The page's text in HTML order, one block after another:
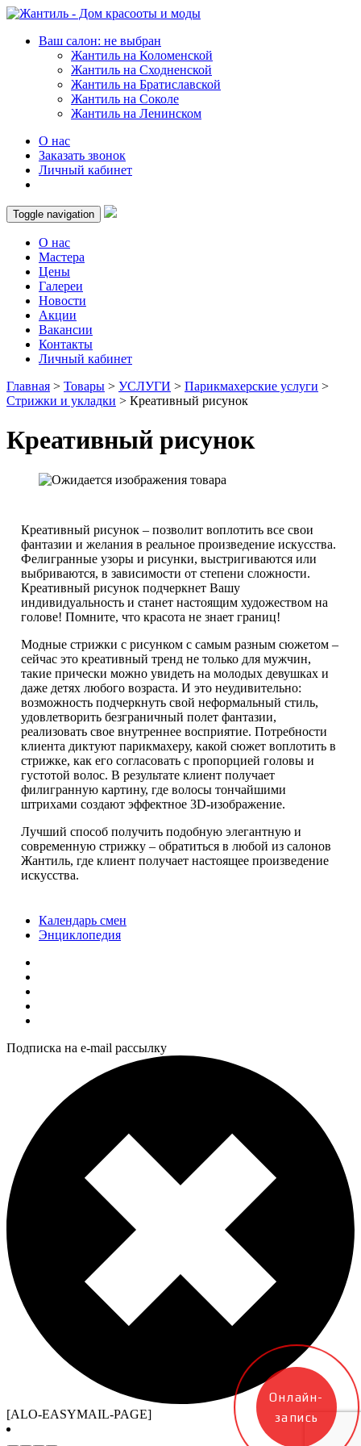
Ваш салон: не выбран
Жантиль на Коломенской
Жантиль на Сходненской
Жантиль на Братиславской
Жантиль на Соколе
Жантиль на Ленинском
О нас
Заказать звонок
Личный кабинет
Toggle navigation
О нас
Мастера
Цены
Галереи
Новости
Акции
Вакансии
Контакты
Личный кабинет
Главная > Товары > УСЛУГИ > Парикмахерские услуги >
Стрижки и укладки > Креативный рисунок
Креативный рисунок
Креативный рисунок – позволит воплотить все свои
фантазии и желания в реальное произведение искусства.
Фелигранные узоры и рисунки, выстригиваются или
выбриваются, в зависимости от степени сложности.
Креативный рисунок подчеркнет Вашу
индивидуальность и станет настоящим художеством на
голове! Помните, что красота не знает границ!
Модные стрижки с рисунком с самым разным сюжетом –
сейчас это креативный тренд не только для мужчин,
такие прически можно увидеть на молодых девушках и
даже детях любого возраста. И это неудивительно:
возможность подчеркнуть свой неформальный стиль,
удовлетворить безграничный полет фантазии,
реализовать свое внутреннее восприятие. Потребности
клиента диктуют парикмахеру, какой сюжет воплотить в
стрижке, как его согласовать с пропорцией головы и
густотой волос. В результате клиент получает
филигранную картину, где волосы тончайшими
штрихами создают эффектное 3D-изображение.
Лучший способ получить подобную элегантную и
современную стрижку – обратиться в любой из салонов
Жантиль, где клиент получает настоящее произведение
искусства.
Календарь смен
Энциклопедия
Подписка на e-mail рассылку
[ALO-EASYMAIL-PAGE]
Онлайн-
запись